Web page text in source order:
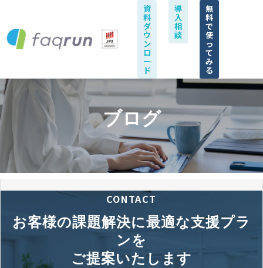
資
料
ダ
ウ
ン
ロ
ー
ド
導
入
相
談
無
料
で
使
っ
て
み
る
ブログ
CONTACT
お客様の課題解決に最適な支援プラ
ンを
ご提案いたします